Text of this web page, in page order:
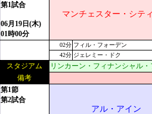
第1試合
06月19日(木)
01時00分
マンチェスター・シテ
02分 フィル・フォーデン
42分 ジェレミー・ドク
スタジアム リンカーン・フィナンシャル
備考
第1節
第2試合
アル・アイン